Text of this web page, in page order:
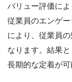
バリュー評価によ
従業員のエンゲ
により、従業員
なります。結果
長期的な定着が可